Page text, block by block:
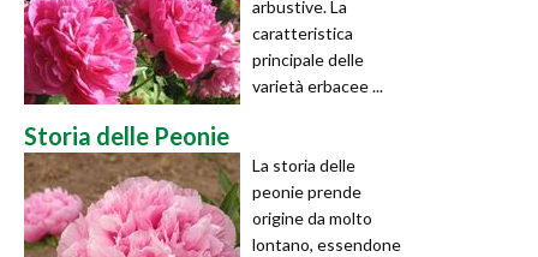
arbustive. La
caratteristica
principale delle
varietà erbacee ...
Storia delle Peonie
La storia delle
peonie prende
origine da molto
lontano, essendone